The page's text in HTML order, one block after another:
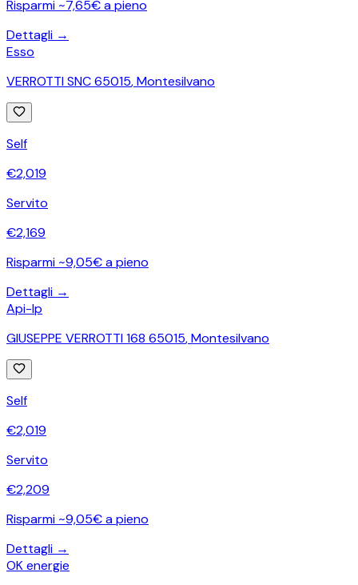
Risparmi ~7,65€ a pieno
Dettagli →
Esso
VERROTTI SNC 65015,Montesilvano
Self
€2,019
Servito
€2,169
Risparmi ~9,05€ a pieno
Dettagli →
Api-Ip
GIUSEPPE VERROTTI 168 65015,Montesilvano
Self
€2,019
Servito
€2,209
Risparmi ~9,05€ a pieno
Dettagli →
OK energie